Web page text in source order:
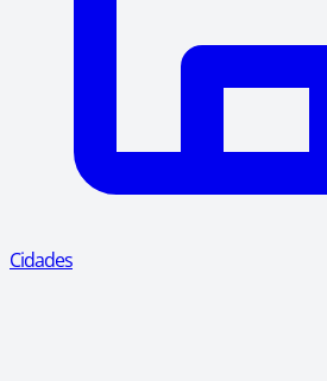
Cidades